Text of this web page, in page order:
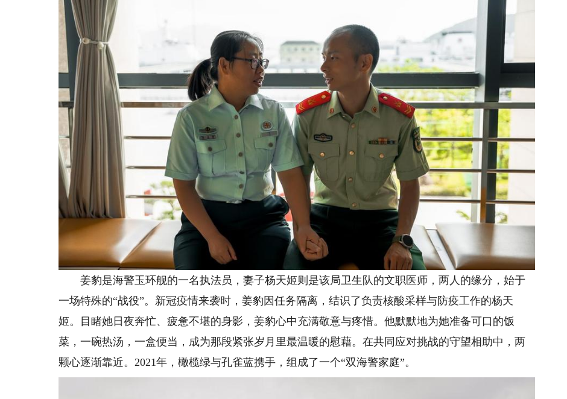
姜豹是海警玉环舰的一名执法员，妻子杨天姬则是该局卫生队的文职医师，两人的缘分，始于
一场特殊的“战役”。新冠疫情来袭时，姜豹因任务隔离，结识了负责核酸采样与防疫工作的杨天
姬。目睹她日夜奔忙、疲惫不堪的身影，姜豹心中充满敬意与疼惜。他默默地为她准备可口的饭
菜，一碗热汤，一盒便当，成为那段紧张岁月里最温暖的慰藉。在共同应对挑战的守望相助中，两
颗心逐渐靠近。2021年，橄榄绿与孔雀蓝携手，组成了一个“双海警家庭”。